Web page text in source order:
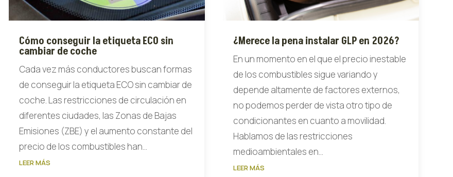
Cómo conseguir la etiqueta ECO sin
cambiar de coche
Cada vez más conductores buscan formas
de conseguir la etiqueta ECO sin cambiar de
coche. Las restricciones de circulación en
diferentes ciudades, las Zonas de Bajas
Emisiones (ZBE) y el aumento constante del
precio de los combustibles han...
LEER MÁS
¿Merece la pena instalar GLP en 2026?
En un momento en el que el precio inestable
de los combustibles sigue variando y
depende altamente de factores externos,
no podemos perder de vista otro tipo de
condicionantes en cuanto a movilidad.
Hablamos de las restricciones
medioambientales en...
LEER MÁS